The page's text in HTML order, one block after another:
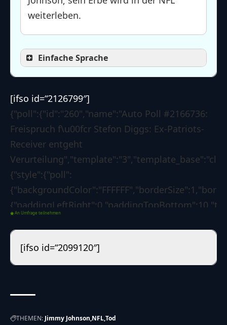
weiterleben.
Einfache Sprache
[ifso id=“2126799″]
{"poll":{"id":"260","name":"Auto Poll #2166736:
Freispruch f\u00fcr Stefon Diggs: Ex-Patriots-
Receiver entgeht
{"style":{"poll":
[],"custom":{"css":""}},"options":{"poll":
05-13
An Umfrage teilnehmen
[ifso id=“2099120″]
THEMEN: Jimmy Johnson NFLTod